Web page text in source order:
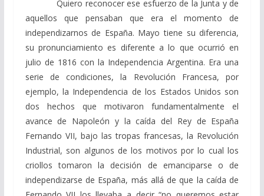
Quiero reconocer ese esfuerzo de la Junta y de
aquellos que pensaban que era el momento de
independizarnos de España. Mayo tiene su diferencia,
su pronunciamiento es diferente a lo que ocurrió en
julio de 1816 con la Independencia Argentina. Era una
serie de condiciones, la Revolución Francesa, por
ejemplo, la Independencia de los Estados Unidos son
dos hechos que motivaron fundamentalmente el
avance de Napoleón y la caída del Rey de España
Fernando VII, bajo las tropas francesas, la Revolución
Industrial, son algunos de los motivos por lo cual los
criollos tomaron la decisión de emanciparse o de
independizarse de España, más allá de que la caída de